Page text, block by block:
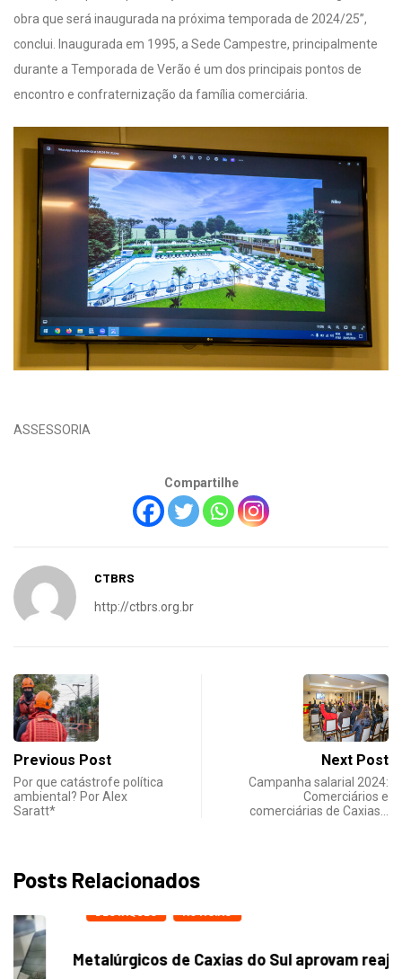
obra que será inaugurada na próxima temporada de 2024/25”,
conclui. Inaugurada em 1995, a Sede Campestre, principalmente
durante a Temporada de Verão é um dos principais pontos de
encontro e confraternização da família comerciária.
ASSESSORIA
Compartilhe
CTBRS
http://ctbrs.org.br
Previous Post
Por que catástrofe política
ambiental? Por Alex
Saratt*
Next Post
Campanha salarial 2024:
Comerciários e
comerciárias de Caxias…
Posts Relacionados
DESTAQUES NOTICIAS
Metalúrgicos de Caxias do Sul aprovam reajuste...